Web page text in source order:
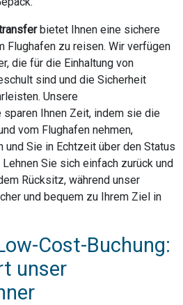
bietet Ihnen eine sichere
Flughafen zu reisen. Wir verfügen
die für die Einhaltung von
sind und die Sicherheit
Unsere
Ihnen Zeit, indem sie die
vom Flughafen nehmen,
Sie in Echtzeit über den Status
Sie sich einfach zurück und
Rücksitz, während unser
und bequem zu Ihrem Ziel in
Cost-Buchung:
unser